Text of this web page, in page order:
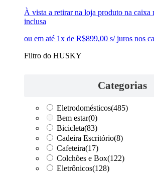
À vista a retirar na loja produto na caixa
inclusa
ou em até 1x de R$899,00 s/ juros nos
Filtro do HUSKY
Categorias
Eletrodomésticos(485)
Bem estar(0)
Bicicleta(83)
Cadeira Escritório(8)
Cafeteira(17)
Colchões e Box(122)
Eletrônicos(128)